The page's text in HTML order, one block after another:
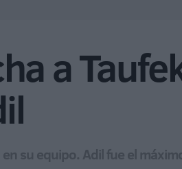
a
su equipo. Adil fue el